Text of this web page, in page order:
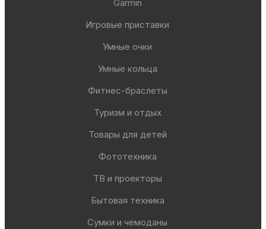
Garmin
Игровые приставки
Умные очки
Умные кольца
Фитнес-браслеты
Туризм и отдых
Товары для детей
Фототехника
ТВ и проекторы
Бытовая техника
Сумки и чемоданы